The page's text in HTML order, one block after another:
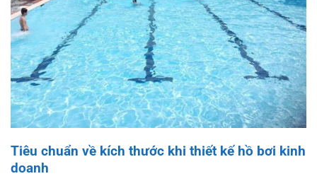
Tiêu chuẩn về kích thước khi thiết kế hồ bơi kinh
doanh